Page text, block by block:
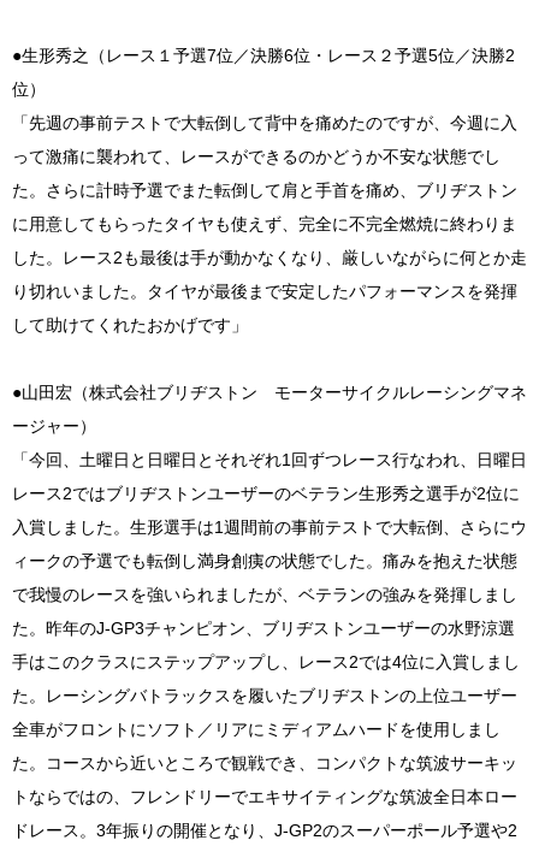
●生形秀之（レース１予選7位／決勝6位・レース２予選5位／決勝2
位）
「先週の事前テストで大転倒して背中を痛めたのですが、今週に入
って激痛に襲われて、レースができるのかどうか不安な状態でし
た。さらに計時予選でまた転倒して肩と手首を痛め、ブリヂストン
に用意してもらったタイヤも使えず、完全に不完全燃焼に終わりま
した。レース2も最後は手が動かなくなり、厳しいながらに何とか走
り切れいました。タイヤが最後まで安定したパフォーマンスを発揮
して助けてくれたおかげです」
●山田宏（株式会社ブリヂストン モーターサイクルレーシングマネ
ージャー）
「今回、土曜日と日曜日とそれぞれ1回ずつレース行なわれ、日曜日
レース2ではブリヂストンユーザーのベテラン生形秀之選手が2位に
入賞しました。生形選手は1週間前の事前テストで大転倒、さらにウ
ィークの予選でも転倒し満身創痍の状態でした。痛みを抱えた状態
で我慢のレースを強いられましたが、ベテランの強みを発揮しまし
た。昨年のJ-GP3チャンピオン、ブリヂストンユーザーの水野涼選
手はこのクラスにステップアップし、レース2では4位に入賞しまし
た。レーシングバトラックスを履いたブリヂストンの上位ユーザー
全車がフロントにソフト／リアにミディアムハードを使用しまし
た。コースから近いところで観戦でき、コンパクトな筑波サーキッ
トならではの、フレンドリーでエキサイティングな筑波全日本ロー
ドレース。3年振りの開催となり、J-GP2のスーパーポール予選や2